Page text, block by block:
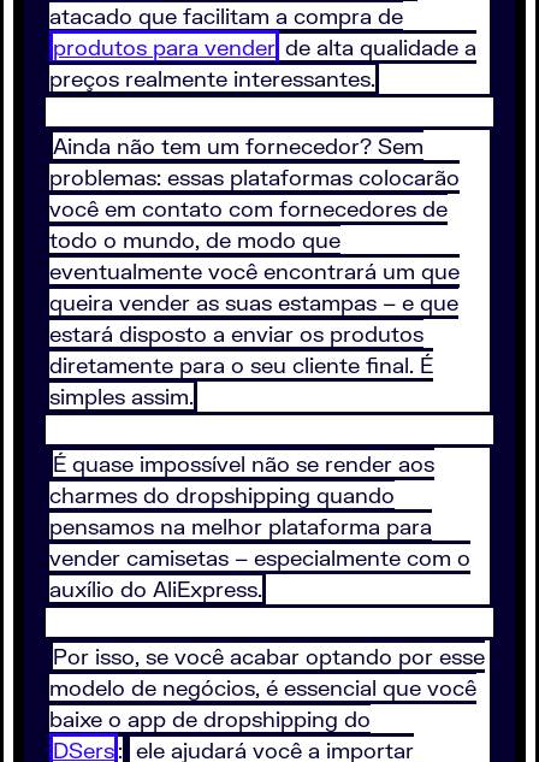
atacado que facilitam a compra de
produtos para vender de alta qualidade a
preços realmente interessantes.
Ainda não tem um fornecedor? Sem
problemas: essas plataformas colocarão
você em contato com fornecedores de
todo o mundo, de modo que
eventualmente você encontrará um que
queira vender as suas estampas – e que
estará disposto a enviar os produtos
diretamente para o seu cliente final. É
simples assim.
É quase impossível não se render aos
charmes do dropshipping quando
pensamos na melhor plataforma para
vender camisetas – especialmente com o
auxílio do AliExpress.
Por isso, se você acabar optando por esse
modelo de negócios, é essencial que você
baixe o app de dropshipping do
DSers: ele ajudará você a importar